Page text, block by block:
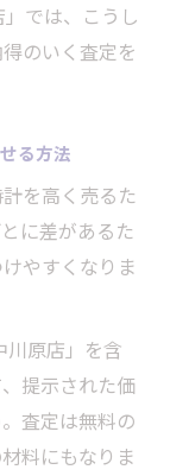
では、こうし
のいく査定を
る方法
を高く売るた
に差があるた
やすくなりま
川原店」を含
提示された価
査定は無料の
料にもなりま